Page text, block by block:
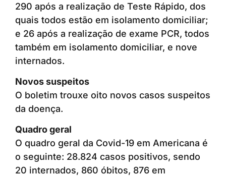
290 após a realização de Teste Rápido, dos
quais todos estão em isolamento domiciliar;
e 26 após a realização de exame PCR, todos
também em isolamento domiciliar, e nove
internados.
Novos suspeitos
O boletim trouxe oito novos casos suspeitos
da doença.
Quadro geral
O quadro geral da Covid-19 em Americana é
o seguinte: 28.824 casos positivos, sendo
20 internados, 860 óbitos, 876 em